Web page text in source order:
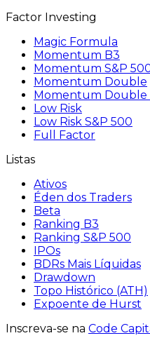
Factor Investing
Magic Formula
Momentum B3
Momentum S&P
Momentum Double
Momentum Double
Low Risk
Low Risk S&P 500
Full Factor
Listas
Ativos
Éden dos Traders
Beta
Ranking B3
Ranking S&P 500
IPOs
BDRs Mais Líquidas
Drawdown
Topo Histórico (ATH)
Expoente de Hurst
Inscreva-se na Code